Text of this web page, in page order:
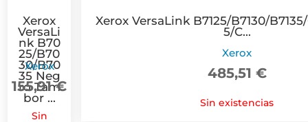
Xerox
VersaLi
nk B70
25/B70
30/B70
35 Neg
ro Tam
bor ...
Xerox
155,91€
Sin
Xerox VersaLink B7125/B7130/
5/C...
Xerox
485,51 €
Sin existencias